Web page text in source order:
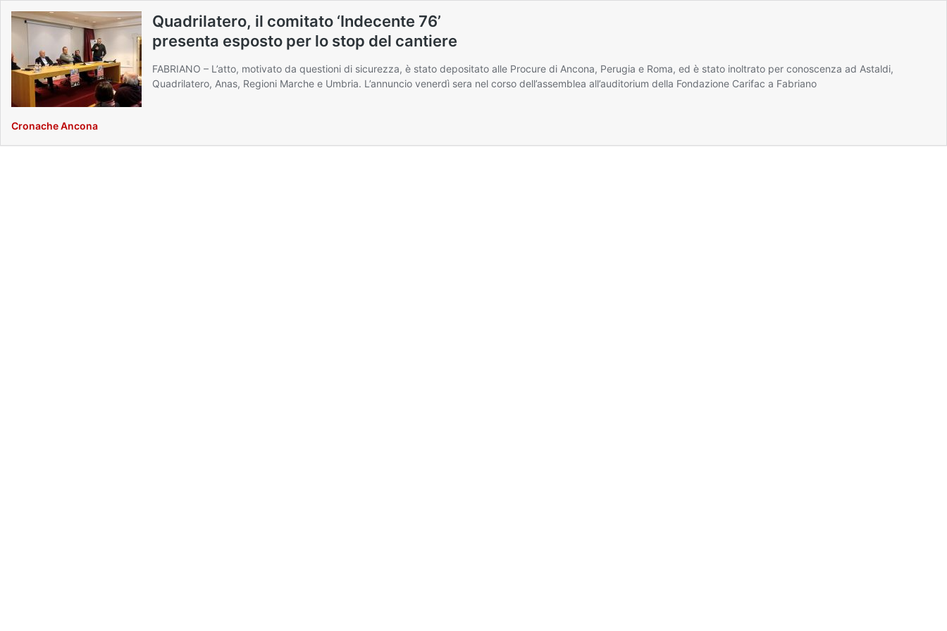
Quadrilatero, il comitato ‘Indecente 76’
presenta esposto per lo stop del cantiere
FABRIANO – L’atto, motivato da questioni di sicurezza, è stato depositato alle Procure di Ancona, Perugia e Roma, ed è stato inoltrato per conoscenza ad Astaldi,
Quadrilatero, Anas, Regioni Marche e Umbria. L’annuncio venerdì sera nel corso dell’assemblea all’auditorium della Fondazione Carifac a Fabriano
Cronache Ancona